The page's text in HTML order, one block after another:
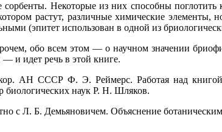
Некоторые из них способны
растут, различные химические
(эпитет использован в одной из
обо всем этом — о научном значении
и идет речь в этой книге.
кор. АН СССР Ф. Э. Реймерс. Работая над
биологических наук Р. Н. Шляков.
с Л. Б. Демьяновичем. Объяснение